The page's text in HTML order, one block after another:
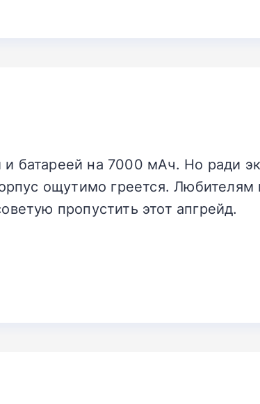
батареей на 7000 мАч. Но ради
ощутимо греется.
пропустить этот апгрейд.